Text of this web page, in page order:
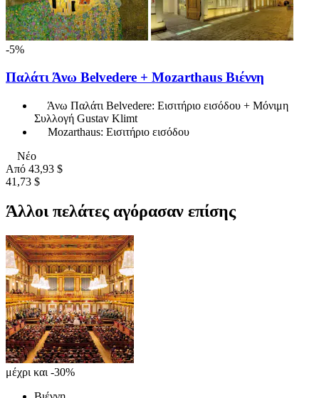
-5%
Παλάτι Άνω Belvedere + Mozarthaus Βιέννη
Άνω Παλάτι Belvedere: Εισιτήριο εισόδου + Μόνιμη
Συλλογή Gustav Klimt
Mozarthaus: Εισιτήριο εισόδου
Νέο
Από 43,93 $
41,73 $
Άλλοι πελάτες αγόρασαν επίσης
μέχρι και -30%